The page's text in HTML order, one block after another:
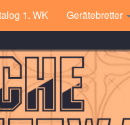
1. WK Gerätebretter